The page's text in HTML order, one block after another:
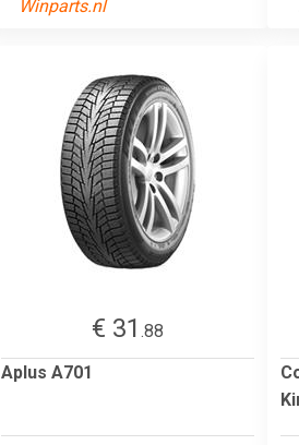
Winparts.nl
€ 31 .88
Aplus A701